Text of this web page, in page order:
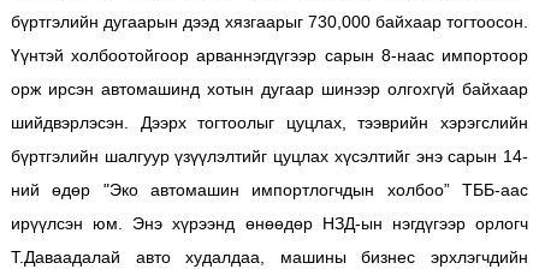
бүртгэлийн дугаарын дээд хязгаарыг 730,000 байхаар тогтоосон.
Үүнтэй холбоотойгоор арваннэгдүгээр сарын 8-наас импортоор
орж ирсэн автомашинд хотын дугаар шинээр олгохгүй байхаар
шийдвэрлэсэн. Дээрх тогтоолыг цуцлах, тээврийн хэрэгслийн
бүртгэлийн шалгуур үзүүлэлтийг цуцлах хүсэлтийг энэ сарын 14-
ний өдөр "Эко автомашин импортлогчдын холбоо” ТББ-аас
ирүүлсэн юм. Энэ хүрээнд өнөөдөр НЗД-ын нэгдүгээр орлогч
Т.Даваадалай авто худалдаа, машины бизнес эрхлэгчдийн